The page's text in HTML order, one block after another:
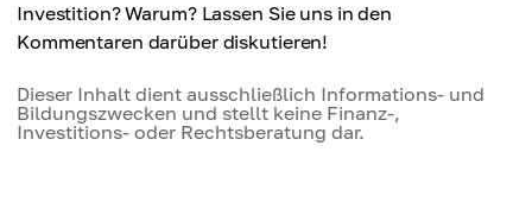
Investition? Warum? Lassen Sie uns in den
Kommentaren darüber diskutieren!
Dieser Inhalt dient ausschließlich Informations- und
Bildungszwecken und stellt keine Finanz-,
Investitions- oder Rechtsberatung dar.